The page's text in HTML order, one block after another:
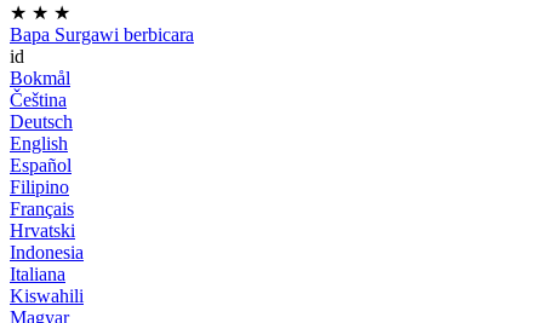
★ ★ ★
Bapa Surgawi berbicara
id
Bokmål
Čeština
Deutsch
English
Español
Filipino
Français
Hrvatski
Indonesia
Italiana
Kiswahili
Magyar